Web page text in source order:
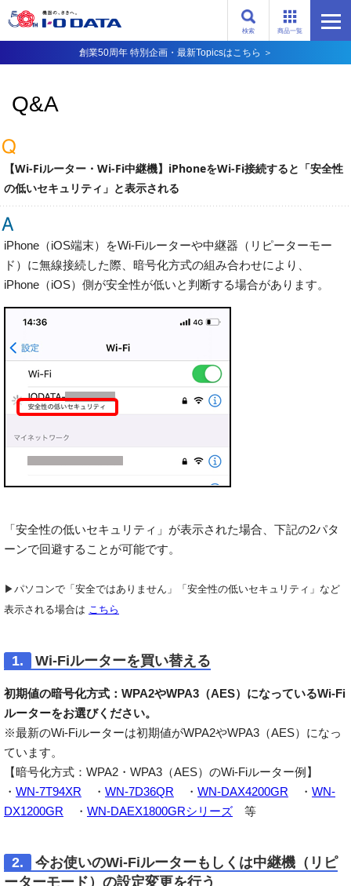
商品一覧
検索
創業50周年 特別企画・最新Topicsはこちら ＞
Q&A
【Wi-Fiルーター・Wi-Fi中継機】iPhoneをWi-Fi接続すると「安全性
の低いセキュリティ」と表示される
iPhone（iOS端末）をWi-Fiルーターや中継器（リピーターモー
ド）に無線接続した際、暗号化方式の組み合わせにより、
iPhone（iOS）側が安全性が低いと判断する場合があります。
「安全性の低いセキュリティ」が表示された場合、下記の2パタ
ーンで回避することが可能です。
▶パソコンで「安全ではありません」「安全性の低いセキュリティ」など
表示される場合は こちら
1. Wi-Fiルーターを買い替える
初期値の暗号化方式：WPA2やWPA3（AES）になっているWi-Fi
ルーターをお選びください。
※最新のWi-Fiルーターは初期値がWPA2やWPA3（AES）になっ
ています。
【暗号化方式：WPA2・WPA3（AES）のWi-Fiルーター例】
・ WN-7T94XR ・ WN-7D36QR ・ WN-DAX4200GR ・ WN-
DX1200GR ・ WN-DAEX1800GRシリーズ 等
2.
今お使いのWi-Fiルーターもしくは中継機（リピ
ーターモード）の設定変更を行う